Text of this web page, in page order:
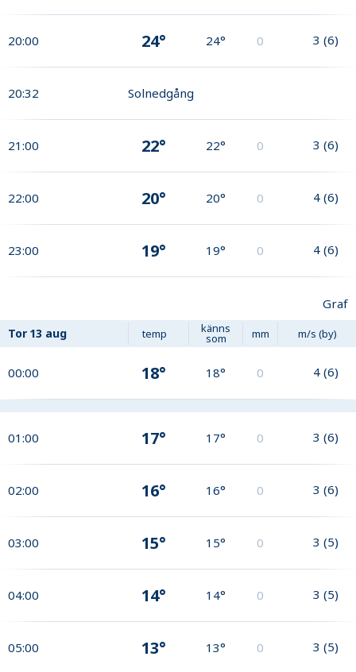
20:00 24° 24° 0 3 (6)
20:32 Solnedgång
21:00 22° 22° 0 3 (6)
22:00 20° 20° 0 4 (6)
23:00 19° 19° 0 4 (6)
Graf
Tor 13 aug temp känns
som mm m/s (by)
00:00 18° 18° 0 4 (6)
01:00 17° 17° 0 3 (6)
02:00 16° 16° 0 3 (6)
03:00 15° 15° 0 3 (5)
04:00 14° 14° 0 3 (5)
05:00 13° 13° 0 3 (5)